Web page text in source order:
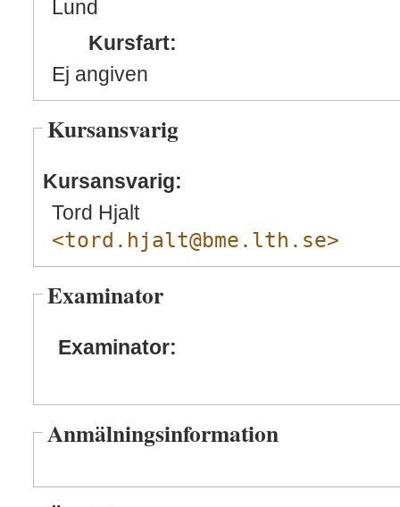
Lund
Kursfart:
Ej angiven
Kursansvarig
Kursansvarig:
Tord Hjalt
<tord.hjalt@bme.lth.se>
Examinator
Examinator:
Anmälningsinformation